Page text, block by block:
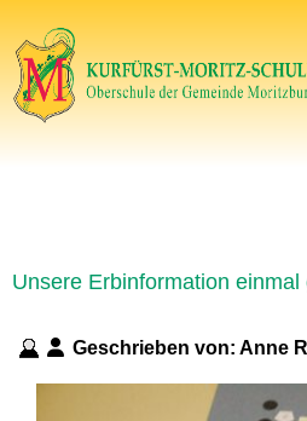
Unsere Erbinformation
Geschrieben von: Anne